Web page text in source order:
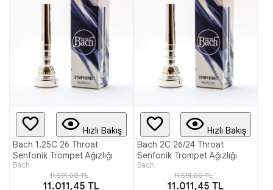
Hızlı Bakış
Bach 1.25C 26 Throat
Senfonik Trompet Ağızlığı
Bach
11.591,00 TL
11.011,45 TL
Hızlı Bakış
Bach 2C 26/24 Throat
Senfonik Trompet Ağızlığı
Bach
11.591,00 TL
11.011,45 TL